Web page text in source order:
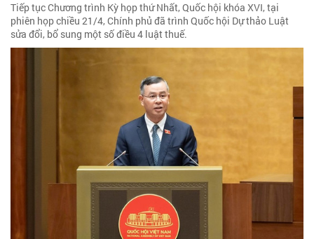
Tiếp tục Chương trình Kỳ họp thứ Nhất, Quốc hội khóa XVI, tại
phiên họp chiều 21/4, Chính phủ đã trình Quốc hội Dự thảo Luật
sửa đổi, bổ sung một số điều 4 luật thuế.